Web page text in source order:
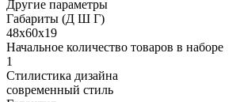
Другие параметры
Габариты (Д Ш Г)
48х60х19
Начальное количество товаров в наборе
1
Стилистика дизайна
современный стиль